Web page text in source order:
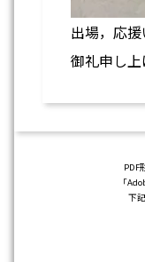
出場，応
御礼申し上
PDF
「
下